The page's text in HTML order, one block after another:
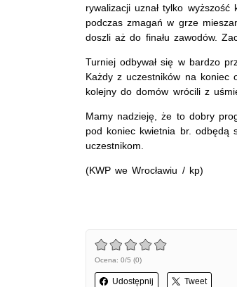
rywalizacji uznał tylko
podczas zmagań w grze
doszli aż do finału zawodów.
Turniej odbywał się w bardzo
Każdy z uczestników na koniec
kolejny do domów wrócili z
Mamy nadzieję, że to dobry
pod koniec kwietnia br. odbędą
uczestnikom.
(KWP we Wrocławiu / kp)
Ocena: 0/5 (0)
Udostępnij Tweet